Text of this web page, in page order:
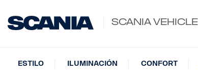
SCANIA
ESTILO ILUMINACIÓN CONFORT